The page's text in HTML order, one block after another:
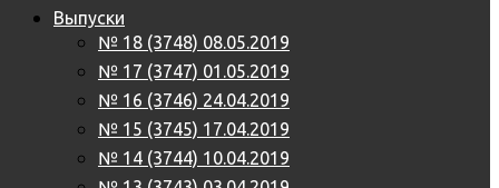
Выпуски
№ 18 (3748) 08.05.2019
№ 17 (3747) 01.05.2019
№ 16 (3746) 24.04.2019
№ 15 (3745) 17.04.2019
№ 14 (3744) 10.04.2019